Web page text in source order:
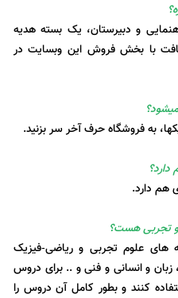
و دبیرستان، یک بسته هدیه
با بخش فروش این وبسایت در
به فروشگاه حرف آخر سر بزنید.
هم دارد.
و تجربی هست؟
های علوم تجربی و ریاضی-فیزیک
زبان و انسانی و فنی و .. برای دروس
کنند و بطور کامل آن دروس را